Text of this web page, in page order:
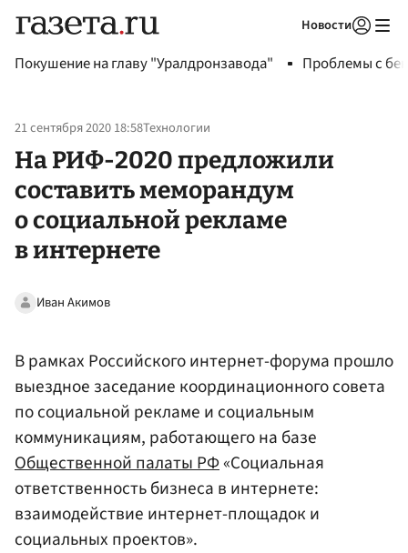
Новости
Покушение на главу "Уралдронзавода" Проблемы с
21 сентября 2020 18:58Технологии
На РИФ-2020 предложили
составить меморандум
о социальной рекламе
в интернете
Иван Акимов
В рамках Российского интернет-форума прошло
выездное заседание координационного совета
по социальной рекламе и социальным
коммуникациям, работающего на базе
Общественной палаты РФ«Социальная
ответственность бизнеса в интернете:
взаимодействие интернет-площадок и
социальных проектов».